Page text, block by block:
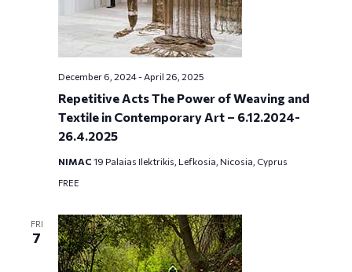
Repetitive Acts The Power of Weaving and
Textile in Contemporary Art – 6.12.2024-
26.4.2025
December 6, 2024- April 26, 2025
NIMAC 19 Palaias Ilektrikis, Lefkosia, Nicosia, Cyprus
FREE
FRI
7